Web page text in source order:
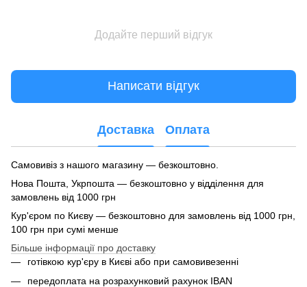
Додайте перший відгук
Написати відгук
Доставка Оплата
Самовивіз з нашого магазину — безкоштовно.
Нова Пошта, Укрпошта — безкоштовно у відділення для
замовлень від 1000 грн
Кур'єром по Києву — безкоштовно для замовлень від 1000 грн,
100 грн при сумі менше
Більше інформації про доставку
готівкою кур'єру в Києві або при самовивезенні
передоплата на розрахунковий рахунок IBAN